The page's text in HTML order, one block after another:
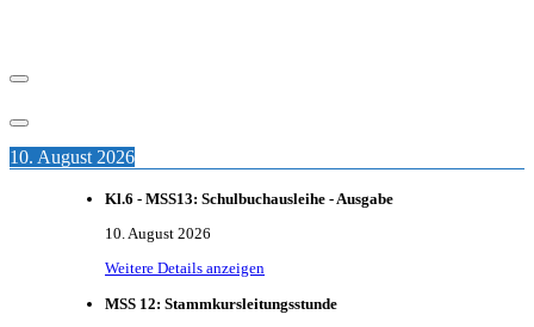
10. August 2026
Kl.6 - MSS13: Schulbuchausleihe - Ausgabe
10. August 2026
Weitere Details anzeigen
MSS 12: Stammkursleitungsstunde